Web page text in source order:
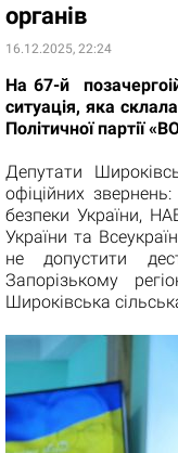
органів
16.12.2025, 22:24
На 67-й
ситуація, яка
Політичної партії
Депутати
офіційних
безпеки України,
України та
не допустити
Запорізькому
Широківська